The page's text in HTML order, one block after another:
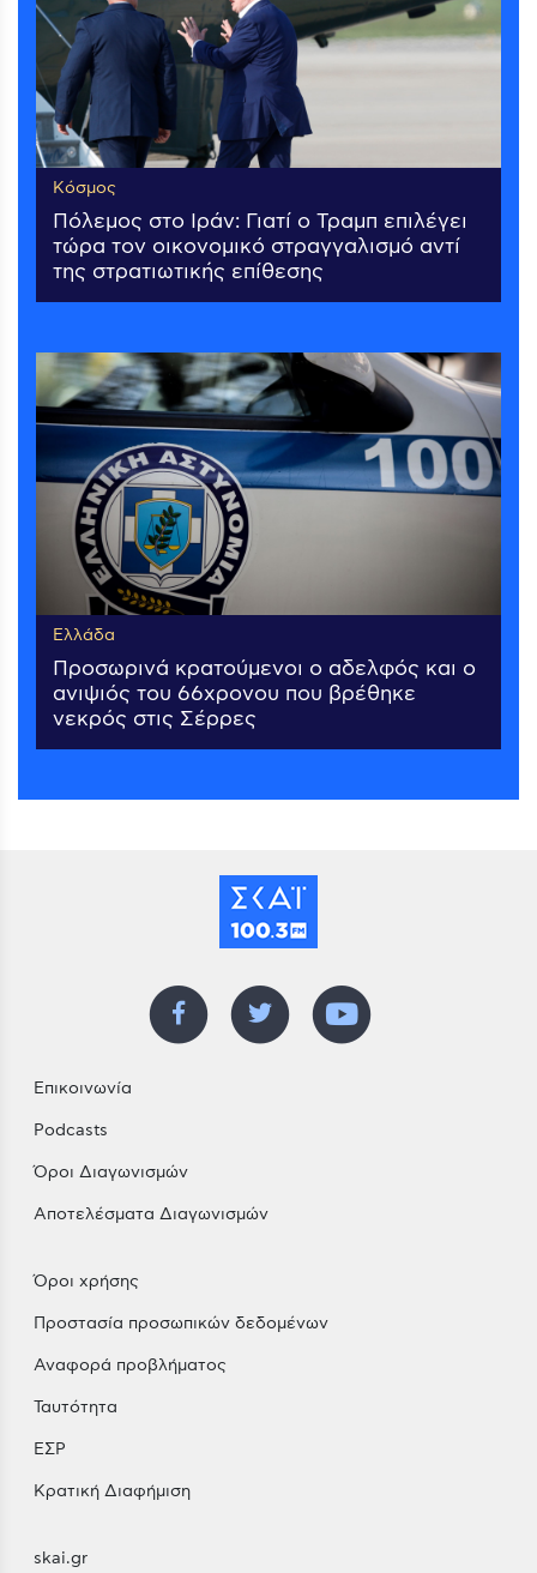
Κόσμος
Πόλεμος στο Ιράν: Γιατί ο Τραμπ επιλέγει
τώρα τον οικονομικό στραγγαλισμό αντί
της στρατιωτικής επίθεσης
Ελλάδα
Προσωρινά κρατούμενοι ο αδελφός και ο
ανιψιός του 66χρονου που βρέθηκε
νεκρός στις Σέρρες
Επικοινωνία
Podcasts
Όροι Διαγωνισμών
Αποτελέσματα Διαγωνισμών
Όροι χρήσης
Προστασία προσωπικών δεδομένων
Αναφορά προβλήματος
Ταυτότητα
ΕΣΡ
Κρατική Διαφήμιση
skai.gr